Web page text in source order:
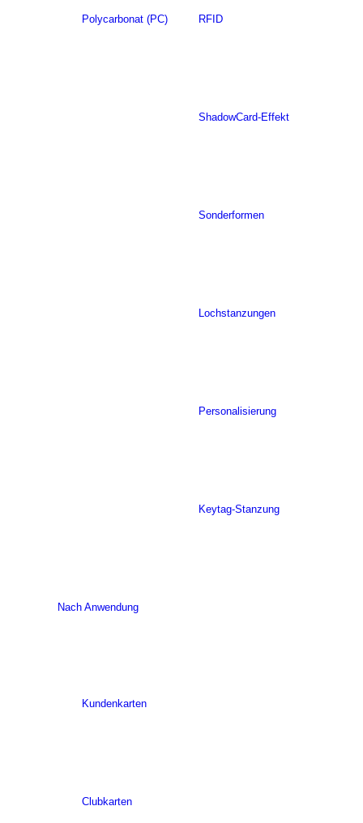
Polycarbonat (PC) RFID
ShadowCard-Effekt
Sonderformen
Lochstanzungen
Personalisierung
Keytag-Stanzung
Nach Anwendung
Kundenkarten
Clubkarten